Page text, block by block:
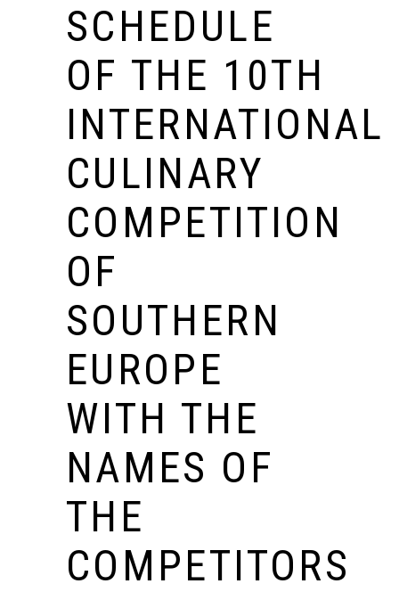
SCHEDULE
OF THE 10TH
INTERNATIONAL
CULINARY
COMPETITION
OF
SOUTHERN
EUROPE
WITH THE
NAMES OF
THE
COMPETITORS